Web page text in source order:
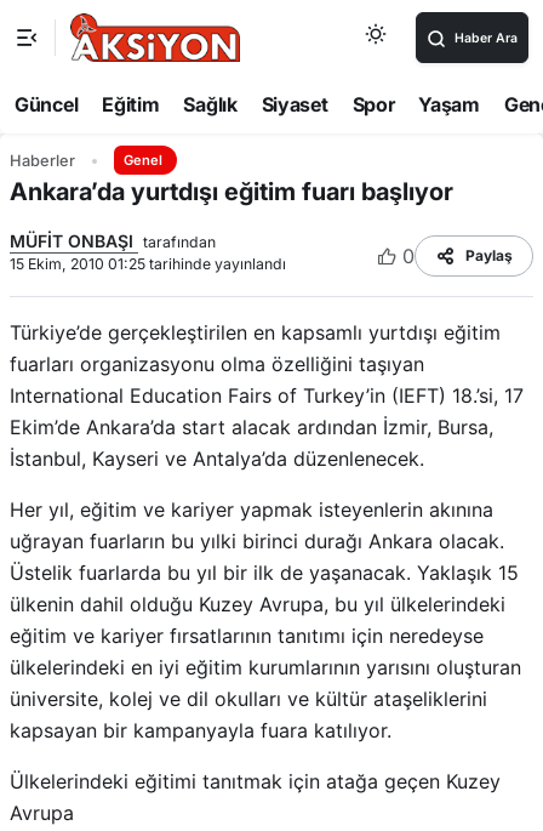
Haber Ara
Güncel Eğitim Sağlık Siyaset Spor Yaşam
Haberler Genel
Ankara’da yurtdışı eğitim fuarı başlıyor
MÜFİT ONBAŞI tarafından
15 Ekim, 2010 01:25 tarihinde yayınlandı
0 Paylaş
Türkiye’de gerçekleştirilen en kapsamlı yurtdışı eğitim
fuarları organizasyonu olma özelliğini taşıyan
International Education Fairs of Turkey’in (IEFT) 18.’si, 17
Ekim’de Ankara’da start alacak ardından İzmir, Bursa,
İstanbul, Kayseri ve Antalya’da düzenlenecek.
Her yıl, eğitim ve kariyer yapmak isteyenlerin akınına
uğrayan fuarların bu yılki birinci durağı Ankara olacak.
Üstelik fuarlarda bu yıl bir ilk de yaşanacak. Yaklaşık 15
ülkenin dahil olduğu Kuzey Avrupa, bu yıl ülkelerindeki
eğitim ve kariyer fırsatlarının tanıtımı için neredeyse
ülkelerindeki en iyi eğitim kurumlarının yarısını oluşturan
üniversite, kolej ve dil okulları ve kültür ataşeliklerini
kapsayan bir kampanyayla fuara katılıyor.
Ülkelerindeki eğitimi tanıtmak için atağa geçen Kuzey
Avrupa